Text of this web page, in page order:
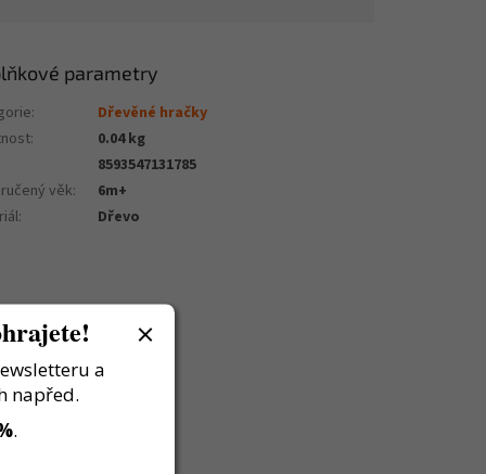
parametry
:
Dřevěné hračky
:
0.04 kg
8593547131785
věk:
6m+
: Dřevo
a
napřed.
.